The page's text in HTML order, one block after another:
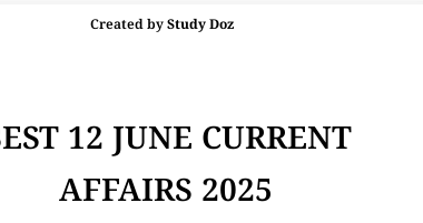
Created byStudy Doz
12 JUNE CURRENT
AFFAIRS 2025